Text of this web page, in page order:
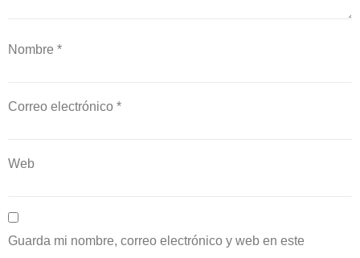
Nombre *
Correo electrónico *
Web
Guarda mi nombre, correo electrónico y web en este